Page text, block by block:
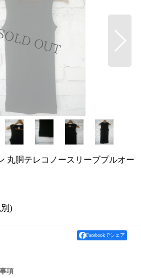
丸胴テレコノースリーブプルオー
)
Facebookでシェア
項